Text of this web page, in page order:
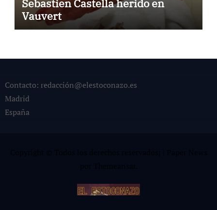
Sebastien Castella herido en
Vauvert
Contacto: redacción@elestoconazo.es
Madrid
España